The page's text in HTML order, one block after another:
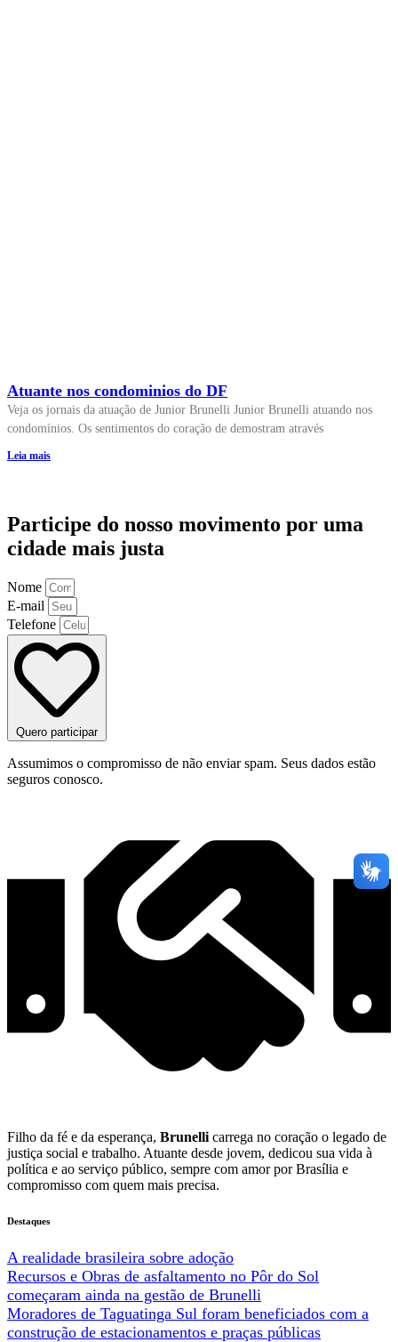
Atuante nos condominios do DF
Veja os jornais da atuação de Junior Brunelli Junior Brunelli atuando nos
condomínios. Os sentimentos do coração de demostram através
Leia mais
Participe do nosso movimento por uma
cidade mais justa
Nome
E-mail
Telefone
Quero participar
Assumimos o compromisso de não enviar spam. Seus dados estão
seguros conosco.
Filho da fé e da esperança, Brunelli carrega no coração o legado de
justiça social e trabalho. Atuante desde jovem, dedicou sua vida à
política e ao serviço público, sempre com amor por Brasília e
compromisso com quem mais precisa.
Destaques
A realidade brasileira sobre adoção
Recursos e Obras de asfaltamento no Pôr do Sol
começaram ainda na gestão de Brunelli
Moradores de Taguatinga Sul foram beneficiados com a
construção de estacionamentos e praças públicas